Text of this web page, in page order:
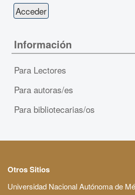
Información
Para Lectores
Para autoras/es
Para bibliotecarias/os
Otros Sitios
Universidad Nacional Autónoma de